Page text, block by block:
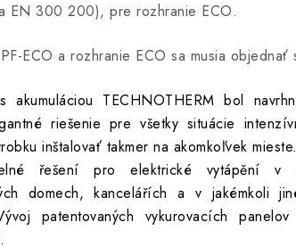
EN 300 200), pre rozhranie ECO.
ECO a rozhranie ECO sa musia objednať
akumuláciou TECHNOTHERM bol
riešenie pre všetky situácie
inštalovať takmer na akomkoľvek
řešení pro elektrické vytápění v
domech, kancelářích a v jakémkoli
patentovaných vykurovacích